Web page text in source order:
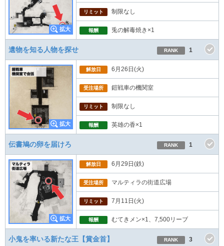
リミット 制限なし
報酬 兎の解毒焼き×1
遺物を知る人物を探せ RANK 1
解放日 6月26日(火)
受注場所 鎧戦車の機関室
リミット 制限なし
報酬 英雄の香×1
伝書鳩の卵を届けろ RANK 1
解放日 6月29日(鉄)
受注場所 マルティラの街道広場
リミット 7月11日(火)
報酬 むてきメン×1、7,500リーブ
小鬼を率いる新たな王【賞金首】 RANK 3